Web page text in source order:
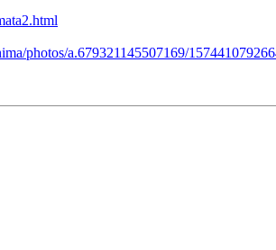
photos/a.679321145507169/